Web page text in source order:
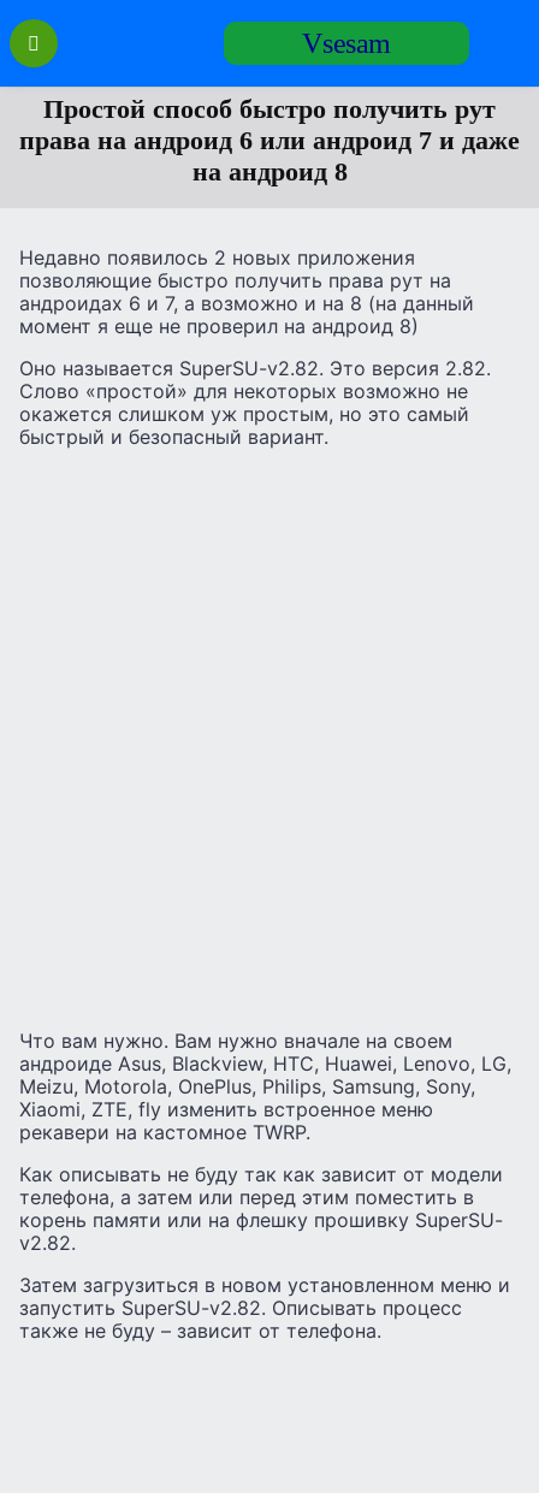
Перейти
содержанию
Vsesam
Простой способ быстро получить рут
права на андроид 6 или андроид 7 и даже
на андроид 8
Недавно появилось 2 новых приложения
позволяющие быстро получить права рут на
андроидах 6 и 7, а возможно и на 8 (на данный
момент я еще не проверил на андроид 8)
Оно называется SuperSU-v2.82. Это версия 2.82.
Слово «простой» для некоторых возможно не
окажется слишком уж простым, но это самый
быстрый и безопасный вариант.
Что вам нужно. Вам нужно вначале на своем
андроиде Asus, Blackview, HTC, Huawei, Lenovo, LG,
Meizu, Motorola, OnePlus, Philips, Samsung, Sony,
Xiaomi, ZTE, fly изменить встроенное меню
рекавери на кастомное TWRP.
Как описывать не буду так как зависит от модели
телефона, а затем или перед этим поместить в
корень памяти или на флешку прошивку SuperSU-
v2.82.
Затем загрузиться в новом установленном меню и
запустить SuperSU-v2.82. Описывать процесс
также не буду – зависит от телефона.